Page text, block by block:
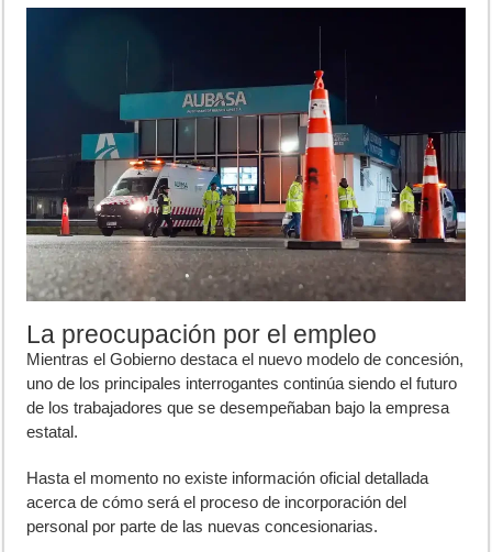
La preocupación por el empleo
Mientras el Gobierno destaca el nuevo modelo de concesión,
uno de los principales interrogantes continúa siendo el futuro
de los trabajadores que se desempeñaban bajo la empresa
estatal.
Hasta el momento no existe información oficial detallada
acerca de cómo será el proceso de incorporación del
personal por parte de las nuevas concesionarias.